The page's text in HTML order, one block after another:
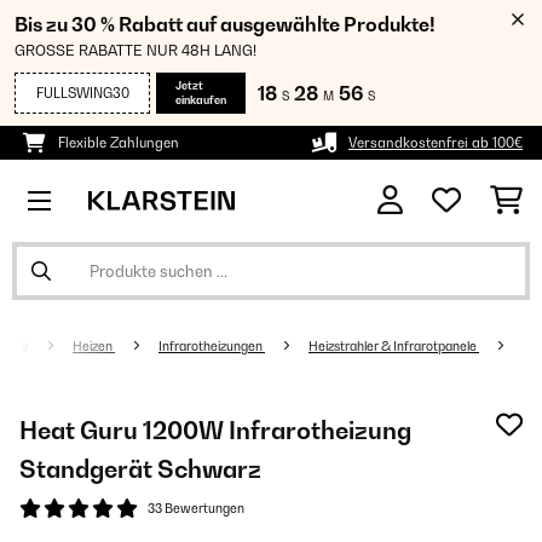
Bis zu 30 % Rabatt auf ausgewählte Produkte!
GROSSE RABATTE NUR 48H LANG!
FULLSWING30
Jetzt
einkaufen
18 S 28 M 56 S
Flexible Zahlungen Versandkostenfrei ab 100€
Heizen Infrarotheizungen Heizstrahler & Infrarotpanele
Heat Guru 1200W Infrarotheizung
Standgerät​ Schwarz
33 Bewertungen